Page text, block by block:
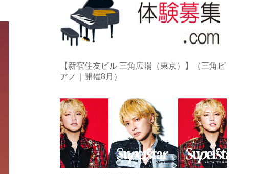
【新宿住友ビル 三角広場（東京）】（三角ピ
アノ｜開催8月）